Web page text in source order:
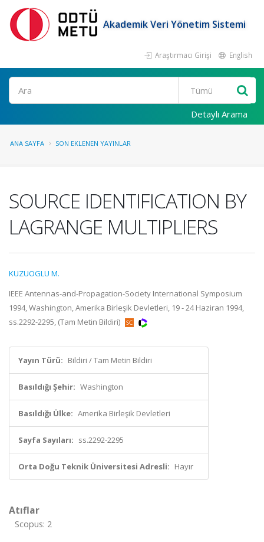
Akademik Veri Yönetim Sistemi
Araştırmacı Girişi English
Ara
Detaylı Arama
ANA SAYFA SON EKLENEN YAYINLAR
SOURCE IDENTIFICATION BY
LAGRANGE MULTIPLIERS
KUZUOGLU M.
IEEE Antennas-and-Propagation-Society International Symposium
1994, Washington, Amerika Birleşik Devletleri, 19 - 24 Haziran 1994,
ss.2292-2295, (Tam Metin Bildiri)
Yayın Türü: Bildiri / Tam Metin Bildiri
Basıldığı Şehir: Washington
Basıldığı Ülke: Amerika Birleşik Devletleri
Sayfa Sayıları: ss.2292-2295
Orta Doğu Teknik Üniversitesi Adresli: Hayır
Atıflar
Scopus: 2